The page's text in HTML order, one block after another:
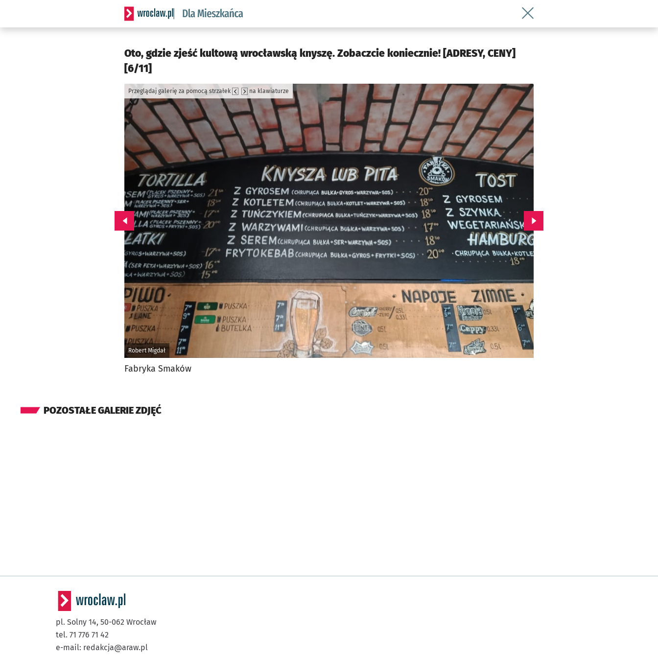
Serwis informacyjny wroclaw.pl podserwis: Dla mieszkańca
Wróć do artykułu Oto, gdzie zjeść
Oto, gdzie zjeść kultową wrocławską knyszę. Zobaczcie koniecznie! [ADRESY, CENY]
[6/11]
Robert Migdał
Przeglądaj galerię za pomocą strzałek na klawiaturze
Przejdź do poprzedniego zdjęcia. Przejdź do kolejnego zdjęcia.
Fabryka Smaków
POZOSTAŁE GALERIE ZDJĘĆ
pl. Solny 14, 50-062 Wrocław
tel. 71 776 71 42
e-mail: redakcja@araw.pl